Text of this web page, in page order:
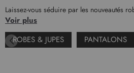
Laissez-vous séduire par les nouveautés
Voir plus
ROBES & JUPES
PANTALONS